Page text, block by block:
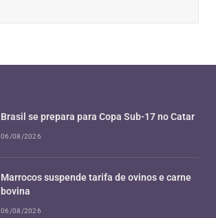
Brasil se prepara para Copa Sub-17 no Catar
06/08/2026
Marrocos suspende tarifa de ovinos e carne
bovina
06/08/2026